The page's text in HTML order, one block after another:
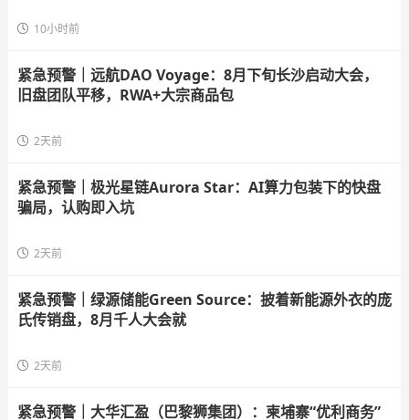
10小时前
紧急预警｜远航DAO Voyage：8月下旬长沙启动大会，
旧盘团队平移，RWA+大宗商品包
2天前
紧急预警｜极光星链Aurora Star：AI算力包装下的快盘
骗局，认购即入坑
2天前
紧急预警｜绿源储能Green Source：披着新能源外衣的庞
氏传销盘，8月千人大会就
2天前
紧急预警｜大华汇盈（巴黎狮集团）：柬埔寨“优利商务”